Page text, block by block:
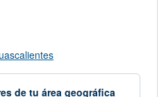
abre en nueva ventana
de tu área geográfica